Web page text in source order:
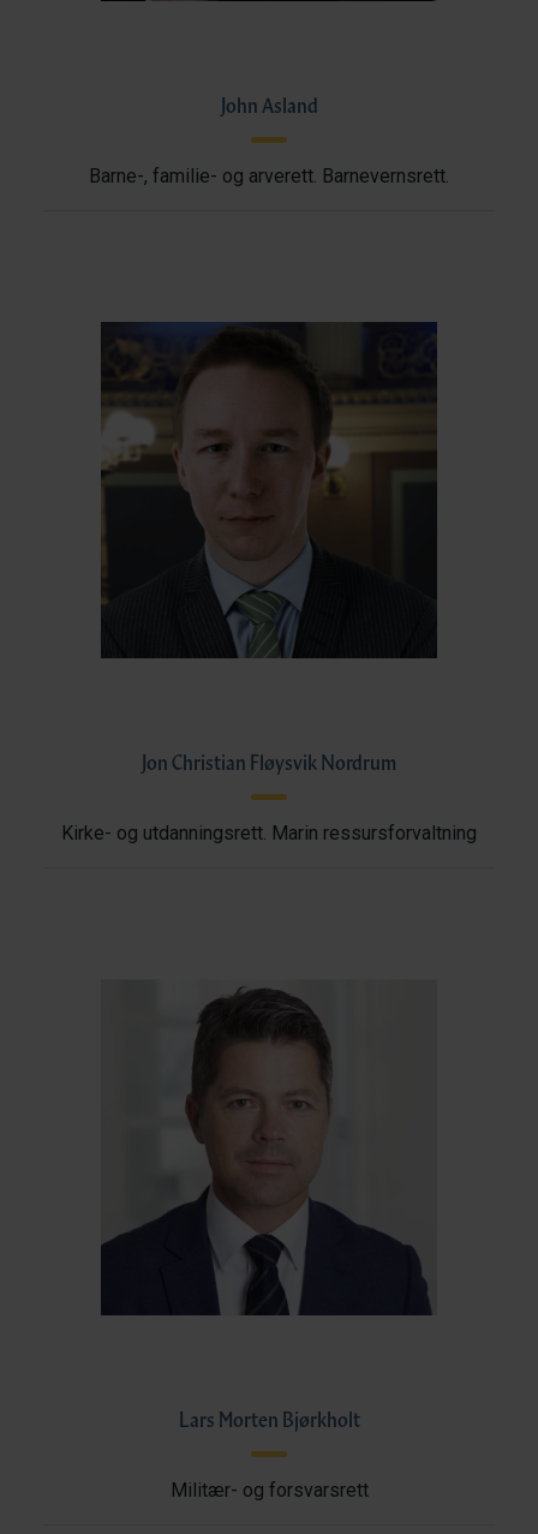
John Asland
Barne-, familie- og arverett. Barnevernsrett.
Jon Christian Fløysvik Nordrum
Kirke- og utdanningsrett. Marin ressursforvaltning
Lars Morten Bjørkholt
Militær- og forsvarsrett